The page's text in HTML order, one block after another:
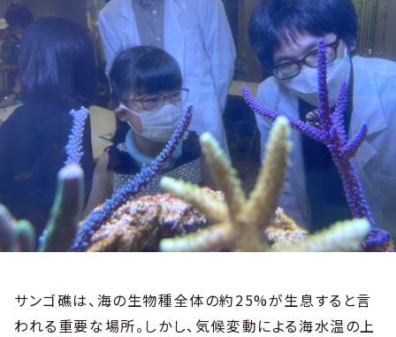
サンゴ礁は、海の生物種全体の約25%が生息すると言
われる重要な場所。しかし、気候変動による海水温の上